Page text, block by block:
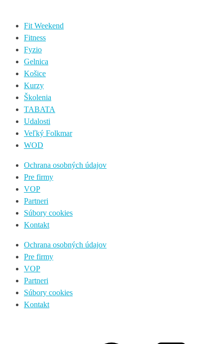
Fit Weekend
Fitness
Fyzio
Gelnica
Košice
Kurzy
Školenia
TABATA
Udalosti
Veľký Folkmar
WOD
Ochrana osobných údajov
Pre firmy
VOP
Partneri
Súbory cookies
Kontakt
Ochrana osobných údajov
Pre firmy
VOP
Partneri
Súbory cookies
Kontakt